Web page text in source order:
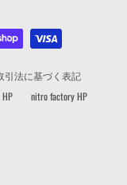
引法に基づく表記
nitro factory HP